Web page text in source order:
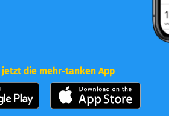
jetzt die mehr-tanken App